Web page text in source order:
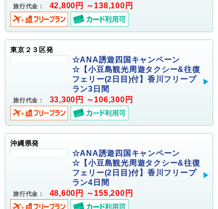
旅行代金： 42,800円 ～138,100円
東京２３区発
☆ANA誘遊四国キャンペーン
☆【小豆島観光周遊タクシー&往復
フェリー(2日目)付】香川フリープ
ラン3日間
旅行代金： 33,300円 ～106,300円
沖縄県発
☆ANA誘遊四国キャンペーン
☆【小豆島観光周遊タクシー&往復
フェリー(2日目)付】香川フリープ
ラン4日間
旅行代金： 48,600円 ～155,200円